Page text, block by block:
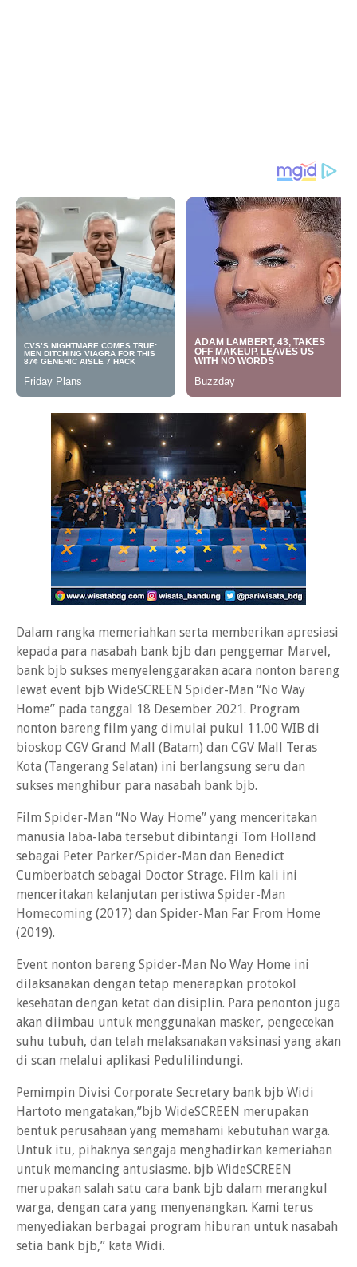
Dalam rangka memeriahkan serta memberikan apresiasi
kepada para nasabah bank bjb dan penggemar Marvel,
bank bjb sukses menyelenggarakan acara nonton bareng
lewat event bjb WideSCREEN Spider-Man “No Way
Home” pada tanggal 18 Desember 2021. Program
nonton bareng film yang dimulai pukul 11.00 WIB di
bioskop CGV Grand Mall (Batam) dan CGV Mall Teras
Kota (Tangerang Selatan) ini berlangsung seru dan
sukses menghibur para nasabah bank bjb.
Film Spider-Man “No Way Home” yang menceritakan
manusia laba-laba tersebut dibintangi Tom Holland
sebagai Peter Parker/Spider-Man dan Benedict
Cumberbatch sebagai Doctor Strage. Film kali ini
menceritakan kelanjutan peristiwa Spider-Man
Homecoming (2017) dan Spider-Man Far From Home
(2019).
Event nonton bareng Spider-Man No Way Home ini
dilaksanakan dengan tetap menerapkan protokol
kesehatan dengan ketat dan disiplin. Para penonton juga
akan diimbau untuk menggunakan masker, pengecekan
suhu tubuh, dan telah melaksanakan vaksinasi yang akan
di scan melalui aplikasi Pedulilindungi.
Pemimpin Divisi Corporate Secretary bank bjb Widi
Hartoto mengatakan,”bjb WideSCREEN merupakan
bentuk perusahaan yang memahami kebutuhan warga.
Untuk itu, pihaknya sengaja menghadirkan kemeriahan
untuk memancing antusiasme. bjb WideSCREEN
merupakan salah satu cara bank bjb dalam merangkul
warga, dengan cara yang menyenangkan. Kami terus
menyediakan berbagai program hiburan untuk nasabah
setia bank bjb,’’ kata Widi.